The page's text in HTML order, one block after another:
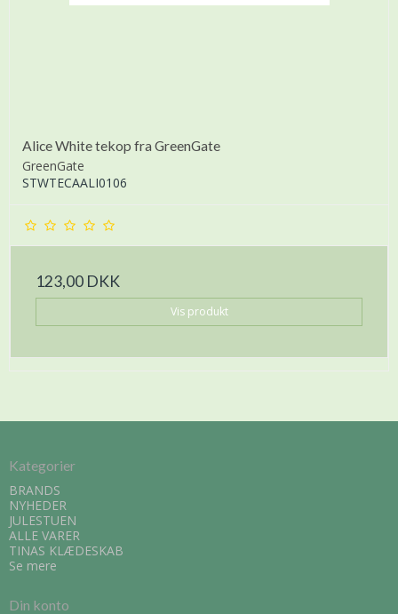
Alice White tekop fra GreenGate
GreenGate
STWTECAALI0106
123,00 DKK
Vis produkt
Kategorier
BRANDS
NYHEDER
JULESTUEN
ALLE VARER
TINAS KLÆDESKAB
Se mere
Din konto